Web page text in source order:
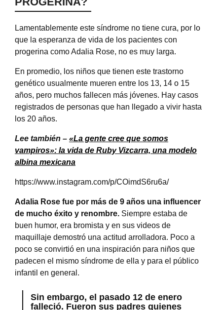
Lamentablemente este síndrome no tiene cura, por lo
que la esperanza de vida de los pacientes con
progerina como Adalia Rose, no es muy larga.
En promedio, los niños que tienen este trastorno
genético usualmente mueren entre los 13, 14 o 15
años, pero muchos fallecen más jóvenes. Hay casos
registrados de personas que han llegado a vivir hasta
los 20 años.
Lee también – «La gente cree que somos
vampiros»: la vida de Ruby Vizcarra, una modelo
albina mexicana
https://www.instagram.com/p/COimdS6ru6a/
Adalia Rose fue por más de 9 años una influencer
de mucho éxito y renombre. Siempre estaba de
buen humor, era bromista y en sus videos de
maquillaje demostró una actitud arrolladora. Poco a
poco se convirtió en una inspiración para niños que
padecen el mismo síndrome de ella y para el público
infantil en general.
Sin embargo, el pasado 12 de enero
falleció. Fueron sus padres quienes